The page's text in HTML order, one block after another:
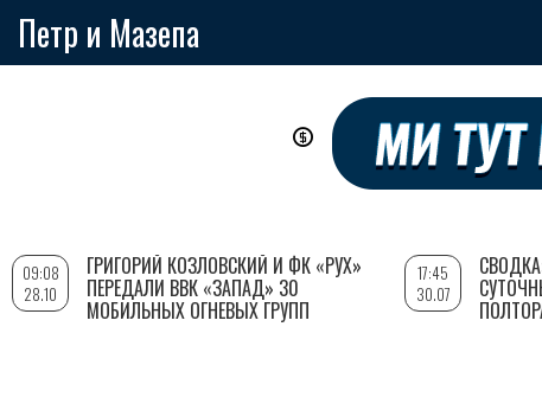
Петр и Мазепа
09:08
28.10
ГРИГОРИЙ КОЗЛОВСКИЙ И ФК «РУХ»
ПЕРЕДАЛИ ВВК «ЗАПАД» 30
МОБИЛЬНЫХ ОГНЕВЫХ ГРУПП
17:45
30.07